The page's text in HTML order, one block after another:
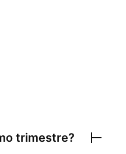
trimestre?